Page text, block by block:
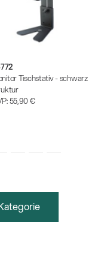
Tischstativ - schwarz
55,90 €